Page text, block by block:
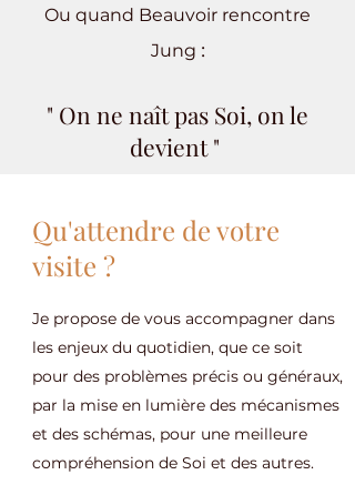
Ou quand Beauvoir rencontre
Jung :
" On ne naît pas Soi, on le
devient "
Qu'attendre de votre
visite ?
Je propose de vous accompagner dans
les enjeux du quotidien, que ce soit
pour des problèmes précis ou généraux,
par la mise en lumière des mécanismes
et des schémas, pour une meilleure
compréhension de Soi et des autres.